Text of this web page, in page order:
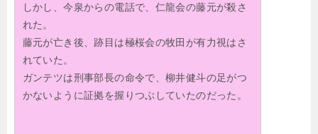
しかし、今泉からの電話で、仁龍会の藤元が殺さ
れた。
藤元が亡き後、跡目は極桜会の牧田が有力視はさ
れていた。
ガンテツは刑事部長の命令で、柳井健斗の足がつ
かないように証拠を握りつぶしていたのだった。